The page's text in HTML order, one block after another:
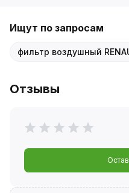
Ищут по запросам
фильтр воздушный
Отзывы